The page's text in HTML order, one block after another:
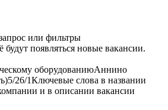
или фильтры
появляться новые вакансии.
оборудованиюАннино
5/26/1Ключевые слова в названии
и в описании вакансии